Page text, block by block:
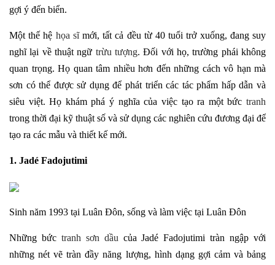
gợi ý đến biển.
Một thế hệ họa sĩmới, tất cả đều từ 40 tuổi trở xuống, đang suy
nghĩ lại về thuật ngữ trừu tượng. Đối với họ, trường phái không
quan trọng. Họ quan tâm nhiều hơn đến những cách vô hạn mà
sơn có thể được sử dụng để phát triển các tác phẩm hấp dẫn và
siêu việt. Họ khám phá ý nghĩa của việc tạo ra một bức tranh
trong thời đại kỹ thuật số và sử dụng các nghiên cứu đương đại để
tạo ra các mẫu và thiết kế mới.
1. Jadé Fadojutimi
Sinh năm 1993 tại Luân Đôn, sống và làm việc tại Luân Đôn
Những bức tranh sơn dầu của Jadé Fadojutimi tràn ngập với
những nét vẽ tràn đầy năng lượng, hình dạng gợi cảm và bảng